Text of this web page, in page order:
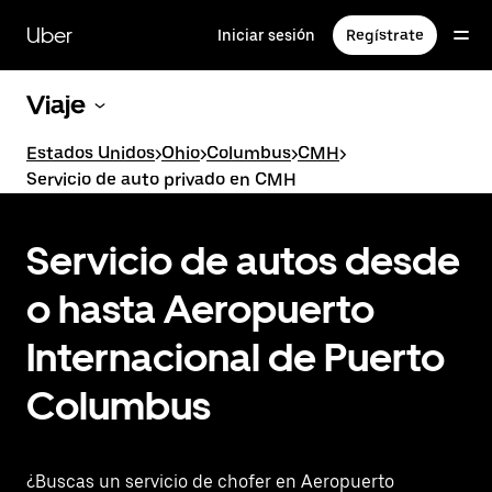
contenido
principal
Uber Iniciar sesión Regístrate
Viaje
Estados Unidos>Ohio>Columbus>CMH>
Servicio de auto privado en CMH
Servicio de autos desde
o hasta Aeropuerto
Internacional de Puerto
Columbus
¿Buscas un servicio de chofer en Aeropuerto